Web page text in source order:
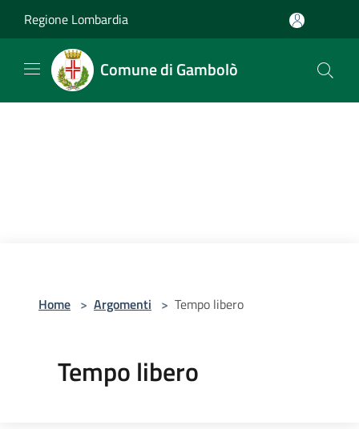
Regione Lombardia
Comune di Gambolò
Home > Argomenti > Tempo libero
Tempo libero